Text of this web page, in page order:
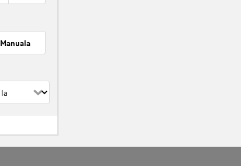
Manuala